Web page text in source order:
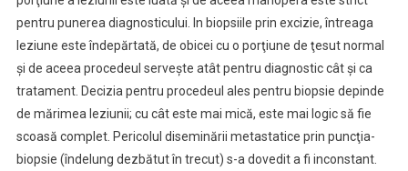
pentru punerea diagnosticului. In biopsiile prin excizie, întreaga
leziune este îndepărtată, de obicei cu o porţiune de ţesut normal
şi de aceea procedeul serveşte atât pentru diagnostic cât şi ca
tratament. Decizia pentru procedeul ales pentru biopsie depinde
de mărimea leziunii; cu cât este mai mică, este mai logic să fie
scoasă complet. Pericolul diseminării metastatice prin puncţia-
biopsie (îndelung dezbătut în trecut) s-a dovedit a fi inconstant.